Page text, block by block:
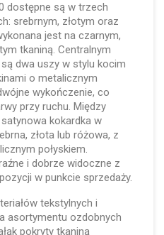
dostępne są w trzech
srebrnym, złotym oraz
jest na czarnym,
tkaniną. Centralnym
dwa uszy w stylu kocim
o metalicznym
wykończenie, co
przy ruchu. Między
kokardka w
złota lub różowa, z
połyskiem.
i dobrze widoczne z
w punkcie sprzedaży.
tekstylnych i
asortymentu ozdobnych
pokryty tkaniną